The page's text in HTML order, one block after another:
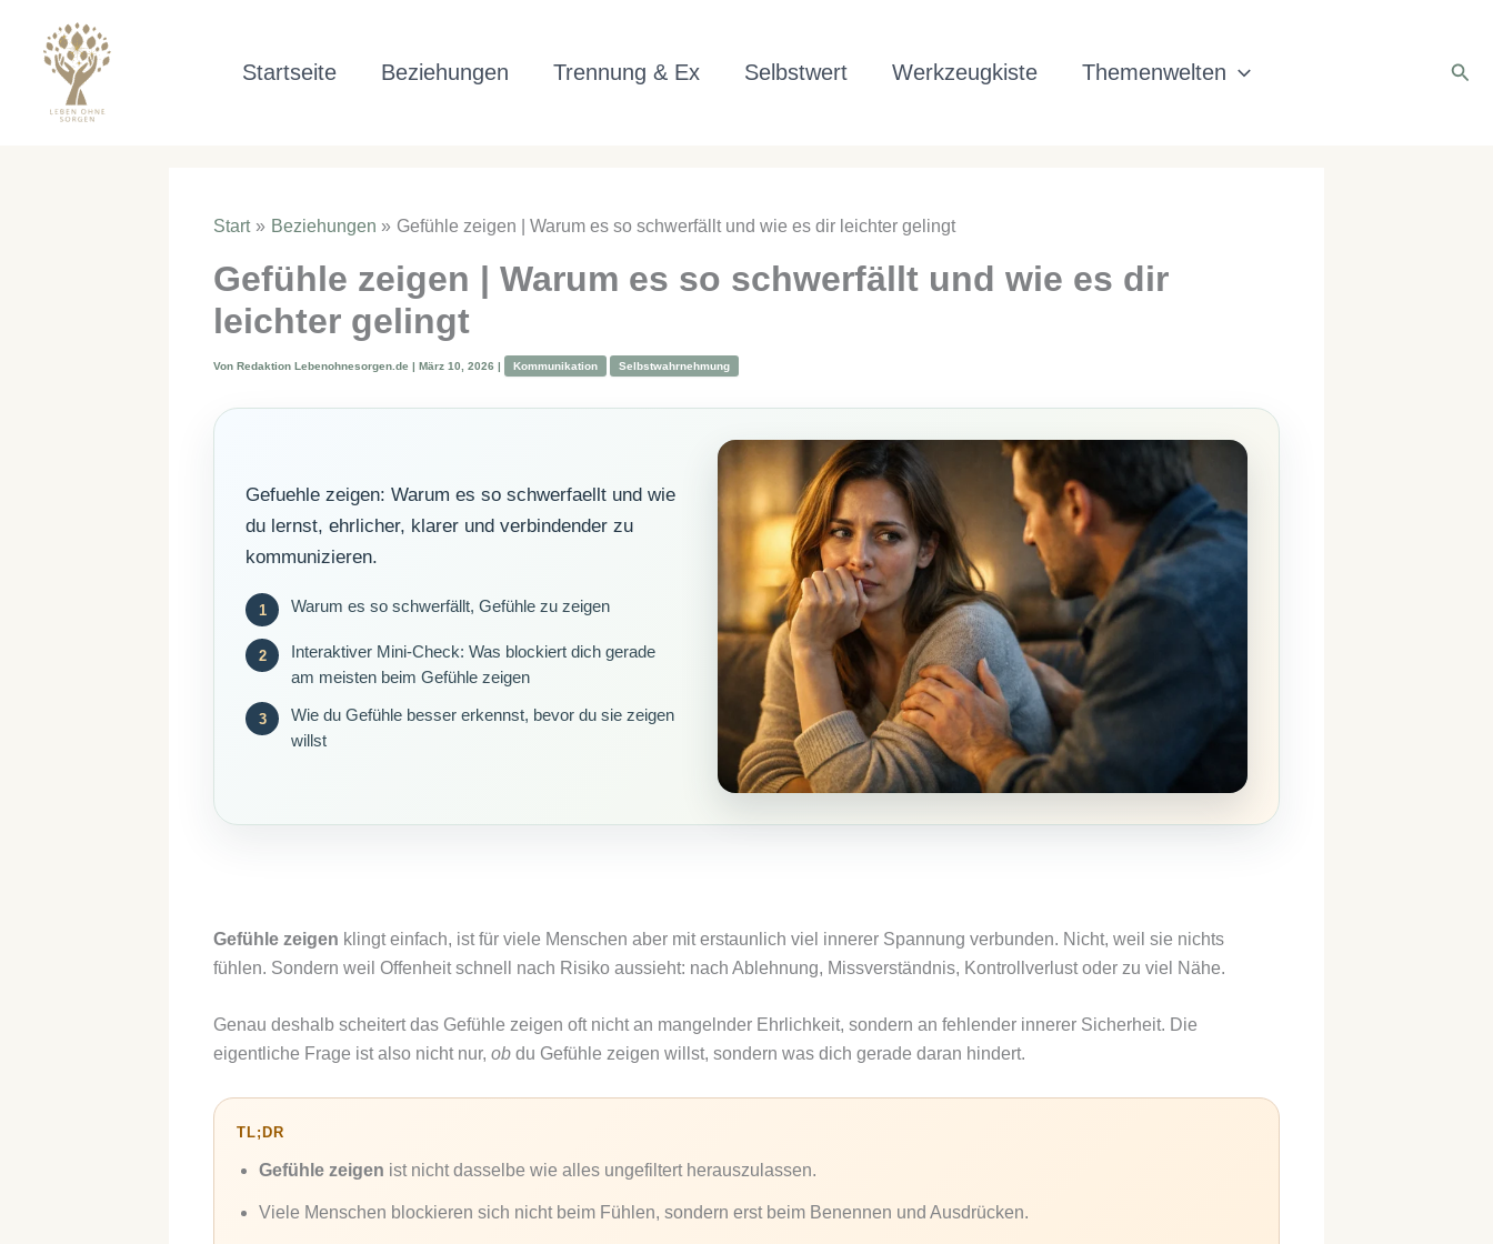
springen
Startseite Beziehungen Trennung & Ex Selbstwert Werkzeugkiste Themenwelten
Start Beziehungen Gefühle zeigen | Warum es so schwerfällt und wie es dir leichter gelingt
Gefühle zeigen | Warum es so schwerfällt und wie es dir
leichter gelingt
Von Redaktion Lebenohnesorgen.de | März 10, 2026 | Kommunikation Selbstwahrnehmung
Gefuehle zeigen: Warum es so schwerfaellt und wie
du lernst, ehrlicher, klarer und verbindender zu
kommunizieren.
Warum es so schwerfällt, Gefühle zu zeigen
Interaktiver Mini-Check: Was blockiert dich gerade
am meisten beim Gefühle zeigen
Wie du Gefühle besser erkennst, bevor du sie zeigen
willst
Gefühle zeigen klingt einfach, ist für viele Menschen aber mit erstaunlich viel innerer Spannung verbunden. Nicht, weil sie nichts
fühlen. Sondern weil Offenheit schnell nach Risiko aussieht: nach Ablehnung, Missverständnis, Kontrollverlust oder zu viel Nähe.
Genau deshalb scheitert das Gefühle zeigen oft nicht an mangelnder Ehrlichkeit, sondern an fehlender innerer Sicherheit. Die
eigentliche Frage ist also nicht nur, ob du Gefühle zeigen willst, sondern was dich gerade daran hindert.
TL;DR
Gefühle zeigen ist nicht dasselbe wie alles ungefiltert herauszulassen.
Viele Menschen blockieren sich nicht beim Fühlen, sondern erst beim Benennen und Ausdrücken.